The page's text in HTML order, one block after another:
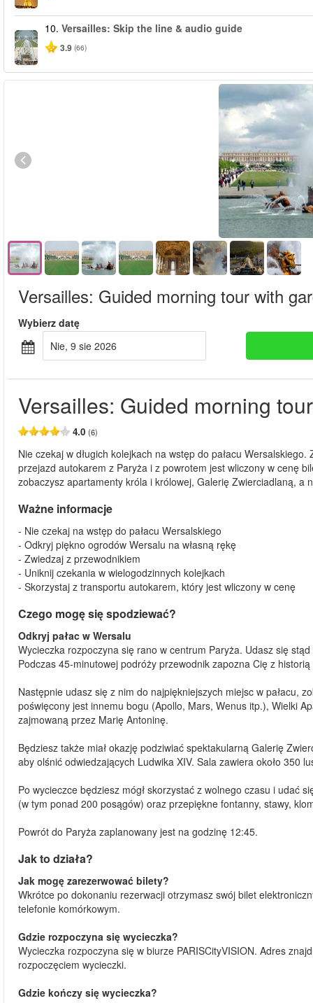
10. Versailles: Skip the line & audio guide
3.9 (66)
Versailles: Guided morning tour with
Wybierz datę
nie, 9 sie 2026
Versailles: Guided morning
4.0 (6)
Nie czekaj w długich kolejkach na wstęp do pałacu
przejazd autokarem z Paryża i z powrotem jest wliczony w cenę
zobaczysz apartamenty króla i królowej, Galerię Zwierciadlaną, a
Ważne informacje
- Nie czekaj na wstęp do pałacu Wersalskiego
- Odkryj piękno ogrodów Wersalu na własną rękę
- Zwiedzaj z przewodnikiem
- Uniknij czekania w wielogodzinnych kolejkach
- Skorzystaj z transportu autokarem, który jest wliczony w cenę
Czego mogę się spodziewać?
Odkryj pałac w Wersalu
Wycieczka rozpoczyna się rano w centrum Paryża. Udasz się
Podczas 45-minutowej podróży przewodnik zapozna Cię z
Następnie udasz się z nim do najpiękniejszych miejsc w pałacu,
poświęcony jest innemu bogu (Apollo, Mars, Wenus itp.), Wielki
zajmowaną przez Marię Antoninę.
Będziesz także miał okazję podziwiać spektakularną Galerię
aby olśnić odwiedzających Ludwika XIV. Sala zawiera około 350
Po wycieczce będziesz mógł skorzystać z wolnego czasu i udać
(w tym ponad 200 posągów) oraz przepiękne fontanny, stawy,
Powrót do Paryża zaplanowany jest na godzinę 12:45.
Jak to działa?
Jak mogę zarezerwować bilety?
Wkrótce po dokonaniu rezerwacji otrzymasz swój bilet
telefonie komórkowym.
Gdzie rozpoczyna się wycieczka?
Wycieczka rozpoczyna się w biurze PARISCityVISION. Adres
rozpoczęciem wycieczki.
Gdzie kończy się wycieczka?